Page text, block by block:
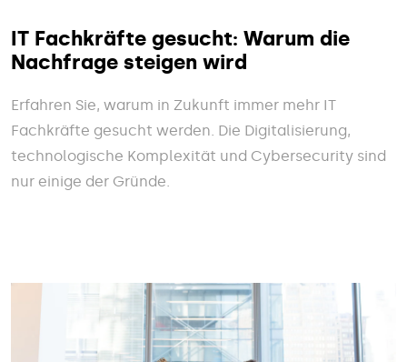
IT Fachkräfte gesucht: Warum die
Nachfrage steigen wird
Erfahren Sie, warum in Zukunft immer mehr IT
Fachkräfte gesucht werden. Die Digitalisierung,
technologische Komplexität und Cybersecurity sind
nur einige der Gründe.